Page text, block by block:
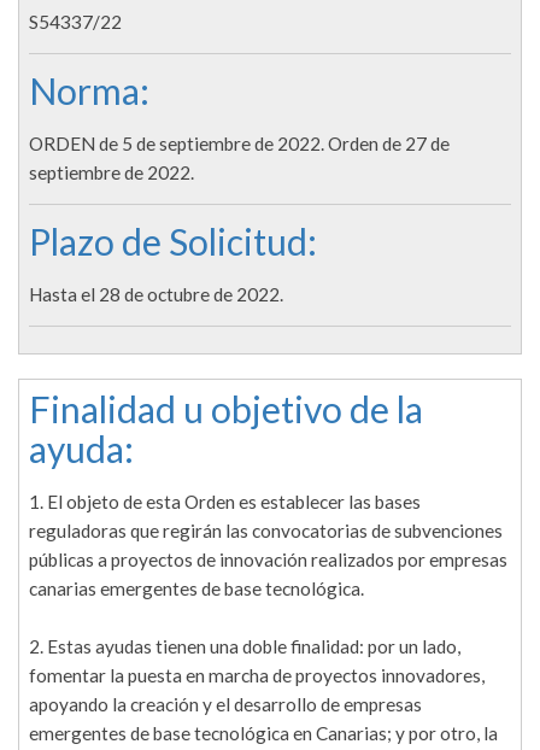
S54337/22
Norma:
ORDEN de 5 de septiembre de 2022. Orden de 27 de
septiembre de 2022.
Plazo de Solicitud:
Hasta el 28 de octubre de 2022.
Finalidad u objetivo de la
ayuda:
1. El objeto de esta Orden es establecer las bases
reguladoras que regirán las convocatorias de subvenciones
públicas a proyectos de innovación realizados por empresas
canarias emergentes de base tecnológica.
2. Estas ayudas tienen una doble finalidad: por un lado,
fomentar la puesta en marcha de proyectos innovadores,
apoyando la creación y el desarrollo de empresas
emergentes de base tecnológica en Canarias; y por otro, la